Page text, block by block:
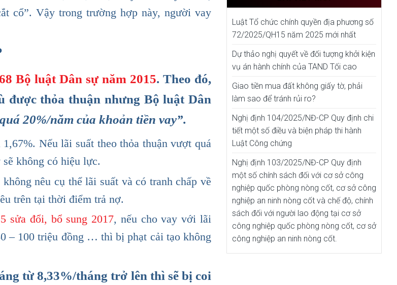
cổ”. Vậy trong trường hợp này, người vay
Bộ luật Dân sự năm 2015. Theo đó,
được thỏa thuận nhưng Bộ luật Dân
20%/năm của khoản tiền vay”.
Nếu lãi suất theo thỏa thuận vượt quá
không có hiệu lực.
nêu cụ thể lãi suất và có tranh chấp về
trên tại thời điểm trả nợ.
sửa đổi, bổ sung 2017, nếu cho vay với lãi
– 100 triệu đồng … thì bị phạt cải tạo không
từ 8,33%/tháng trở lên thì sẽ bị coi
Luật Tổ chức chính quyền địa phương số
72/2025/QH15 năm 2025 mới nhất
Dự thảo nghị quyết về đối tượng khởi kiện
vụ án hành chính của TAND Tối cao
Giao tiền mua đất không giấy tờ, phải
làm sao để tránh rủi ro?
Nghị định 104/2025/NĐ-CP Quy định chi
tiết một số điều và biện pháp thi hành
Luật Công chứng
Nghị định 103/2025/NĐ-CP Quy định
một số chính sách đối với cơ sở công
nghiệp quốc phòng nòng cốt, cơ sở công
nghiệp an ninh nòng cốt và chế độ, chính
sách đối với người lao động tại cơ sở
công nghiệp quốc phòng nòng cốt, cơ sở
công nghiệp an ninh nòng cốt.